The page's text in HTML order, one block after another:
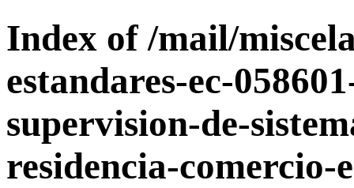
Index of /mail/
estandares-ec-
supervision-de-
residencia-comercio-